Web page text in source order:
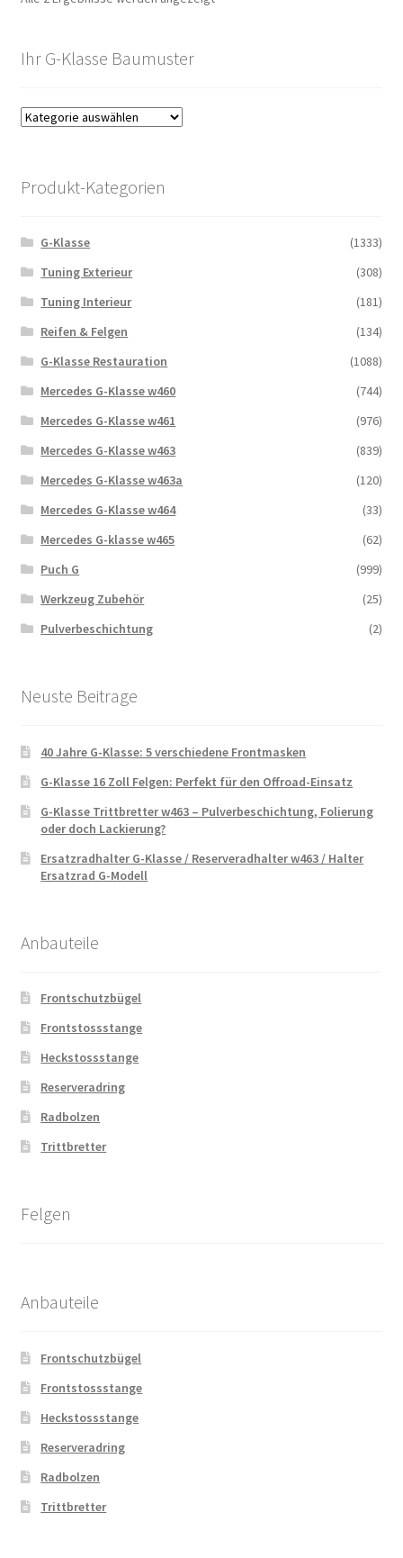
Ihr G-Klasse Baumuster
Produkt-Kategorien
G-Klasse
(1333)
Tuning Exterieur
(308)
Tuning Interieur
(181)
Reifen & Felgen
(134)
G-Klasse Restauration
(1088)
Mercedes G-Klasse w460
(744)
Mercedes G-Klasse w461
(976)
Mercedes G-Klasse w463
(839)
Mercedes G-Klasse w463a
(120)
Mercedes G-Klasse w464
(33)
Mercedes G-klasse w465
(62)
Puch G
(999)
Werkzeug Zubehör
(25)
Pulverbeschichtung
(2)
Neuste Beitrage
40 Jahre G-Klasse: 5 verschiedene Frontmasken
G-Klasse 16 Zoll Felgen: Perfekt für den Offroad-Einsatz
G-Klasse Trittbretter w463 – Pulverbeschichtung, Folierung
oder doch Lackierung?
Ersatzradhalter G-Klasse / Reserveradhalter w463 / Halter
Ersatzrad G-Modell
Anbauteile
Frontschutzbügel
Frontstossstange
Heckstossstange
Reserveradring
Radbolzen
Trittbretter
Felgen
Anbauteile
Frontschutzbügel
Frontstossstange
Heckstossstange
Reserveradring
Radbolzen
Trittbretter